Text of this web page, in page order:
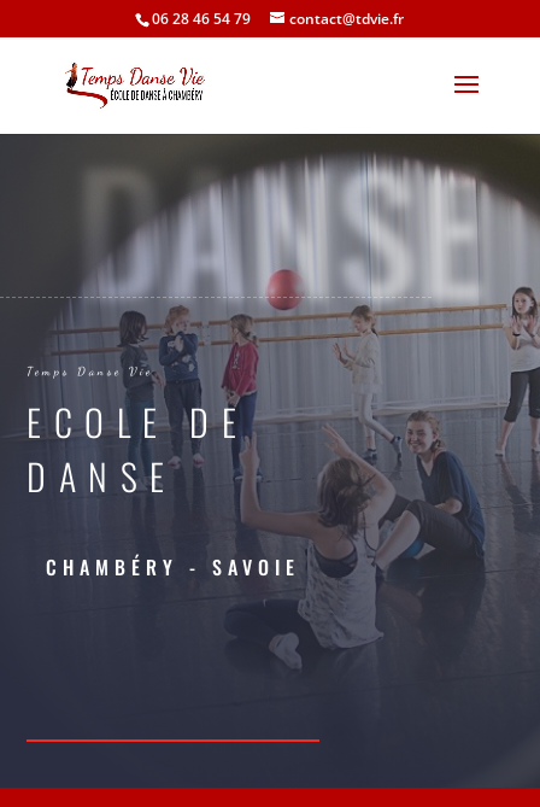
06 28 46 54 79 contact@tdvie.fr
DANSE
Temps Danse Vie
ECOLE DE
DANSE
CHAMBÉRY - SAVOIE